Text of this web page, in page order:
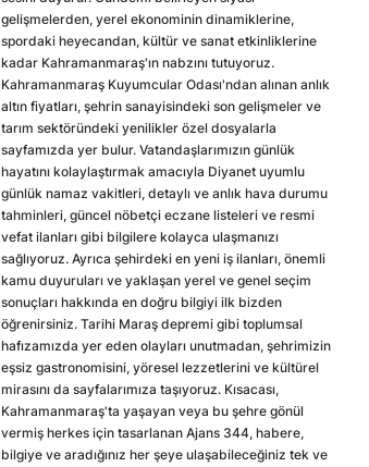
gelişmelerden, yerel ekonominin dinamiklerine,
spordaki heyecandan, kültür ve sanat etkinliklerine
kadar Kahramanmaraş'ın nabzını tutuyoruz.
Kahramanmaraş Kuyumcular Odası'ndan alınan anlık
altın fiyatları, şehrin sanayisindeki son gelişmeler ve
tarım sektöründeki yenilikler özel dosyalarla
sayfamızda yer bulur. Vatandaşlarımızın günlük
hayatını kolaylaştırmak amacıyla Diyanet uyumlu
günlük namaz vakitleri, detaylı ve anlık hava durumu
tahminleri, güncel nöbetçi eczane listeleri ve resmi
vefat ilanları gibi bilgilere kolayca ulaşmanızı
sağlıyoruz. Ayrıca şehirdeki en yeni iş ilanları, önemli
kamu duyuruları ve yaklaşan yerel ve genel seçim
sonuçları hakkında en doğru bilgiyi ilk bizden
öğrenirsiniz. Tarihi Maraş depremi gibi toplumsal
hafızamızda yer eden olayları unutmadan, şehrimizin
eşsiz gastronomisini, yöresel lezzetlerini ve kültürel
mirasını da sayfalarımıza taşıyoruz. Kısacası,
Kahramanmaraş'ta yaşayan veya bu şehre gönül
vermiş herkes için tasarlanan Ajans 344, habere,
bilgiye ve aradığınız her şeye ulaşabileceğiniz tek ve